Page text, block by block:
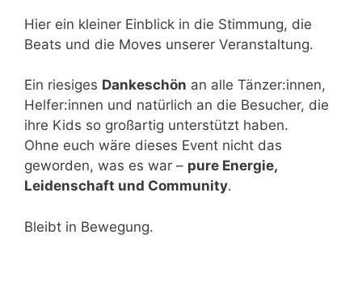
Hier ein kleiner Einblick in die Stimmung, die
Beats und die Moves unserer Veranstaltung.
Ein riesiges Dankeschön an alle Tänzer:innen,
Helfer:innen und natürlich an die Besucher, die
ihre Kids so großartig unterstützt haben.
Ohne euch wäre dieses Event nicht das
geworden, was es war – pure Energie,
Leidenschaft und Community.
Bleibt in Bewegung.